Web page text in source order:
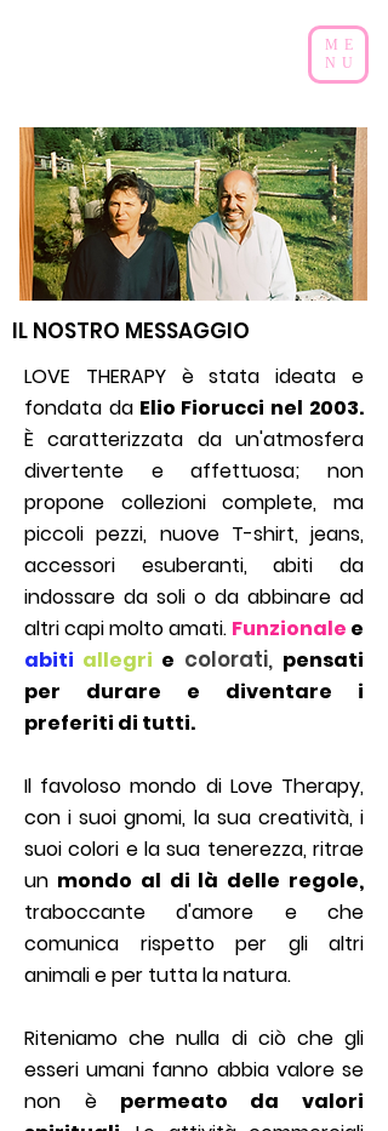
ME
NU
IL NOSTRO MESSAGGIO
LOVE THERAPY è stata ideata e
fondata da Elio Fiorucci nel 2003.
È caratterizzata da un'atmosfera
divertente e affettuosa;
non
propone collezioni complete, ma
piccoli pezzi, nuove T-shirt, jeans,
accessori esuberanti, abiti da
indossare da soli o da abbinare ad
altri capi molto amati. Funzionale e
abiti allegri e colorati, pensati
per durare e diventare i
preferiti di tutti.
Il favoloso mondo di Love Therapy,
con i suoi gnomi, la sua creatività, i
suoi colori e la sua tenerezza, ritrae
un mondo al di là delle regole,
traboccante d'amore e che
comunica rispetto per gli altri
animali e per tutta la natura.
Riteniamo che nulla di ciò che gli
esseri umani fanno abbia valore se
non è
permeato da valori